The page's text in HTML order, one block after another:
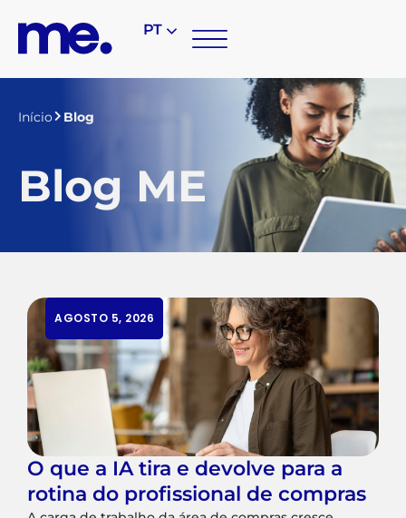
PT
Início Blog
Blog ME
AGOSTO 5, 2026
O que a IA tira e devolve para a
rotina do profissional de compras